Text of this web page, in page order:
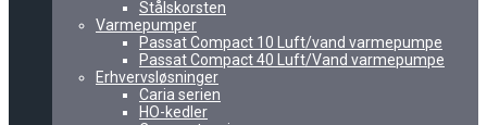
Stålskorsten
Varmepumper
Passat Compact 10 Luft/vand varmepumpe
Passat Compact 40 Luft/Vand varmepumpe
Erhvervsløsninger
Caria serien
HO-kedler